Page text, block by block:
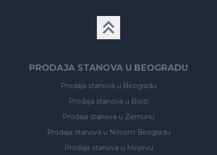
PRODAJA STANOVA U BEOGRADU
Prodaja stanova u Beogradu
Prodaja stanova u Borči
Prodaja stanova u Zemunu
Prodaja stanova u Novom Beogradu
Prodaja stanova u Mirijevu